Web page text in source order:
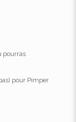
pourras
pour Pimper